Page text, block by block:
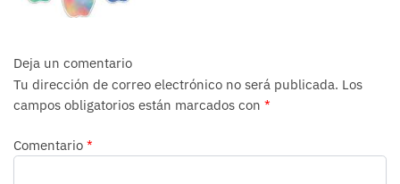
Deja un comentario
Tu dirección de correo electrónico no será publicada. Los
campos obligatorios están marcados con *
Comentario *